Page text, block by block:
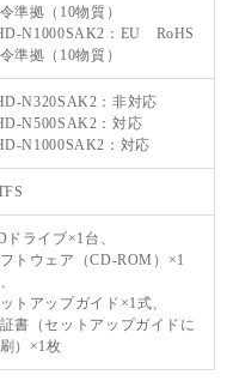
準拠（10物質）
N1000SAK2：EU RoHS
準拠（10物質）
N320SAK2：非対応
N500SAK2：対応
N1000SAK2：対応
ドライブ×1台、
トウェア（CD-ROM）×1
トアップガイド×1式、
書（セットアップガイドに
）×1枚